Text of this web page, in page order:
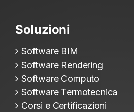
Soluzioni
Software BIM
Software Rendering
Software Computo
Software Termotecnica
Corsi e Certificazioni